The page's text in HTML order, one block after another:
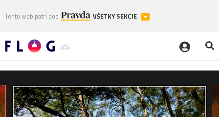
Tento web patrí pod VŠETKY SEKCIE